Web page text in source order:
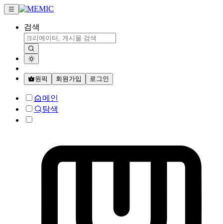
검색
원픽 회원가입 로그인
메인
탐색